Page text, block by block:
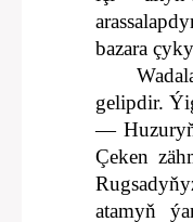
bazara
gelipdir.
—
Çeken
atamyň